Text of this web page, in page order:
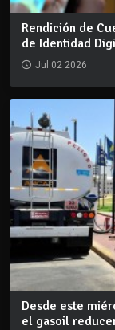
Rendición de
de Identidad
Jul 02 2026
Desde este
el gasoil